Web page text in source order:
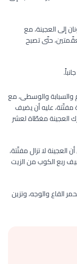
إلى العجينة، مع
حتّى تصبح
والسبابة والوسطى، مع
مفتّتة، عليه أن يضيف
العجينة مغطّاة لعشر
العجينة لا تزال مفتّتة،
ربع الكوب من الزيت
القاع والوجه، وتزين